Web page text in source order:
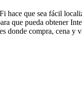
hace que sea fácil
que pueda obtener
donde compra, cena y